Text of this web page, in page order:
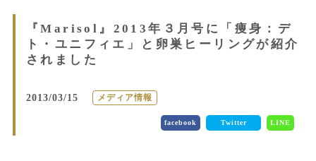
『Marisol』2013年３月号に「痩身：デ
ト・ユニフィエ」と卵巣ヒーリングが紹介
されました
2013/03/15 メディア情報
facebook Twitter LINE